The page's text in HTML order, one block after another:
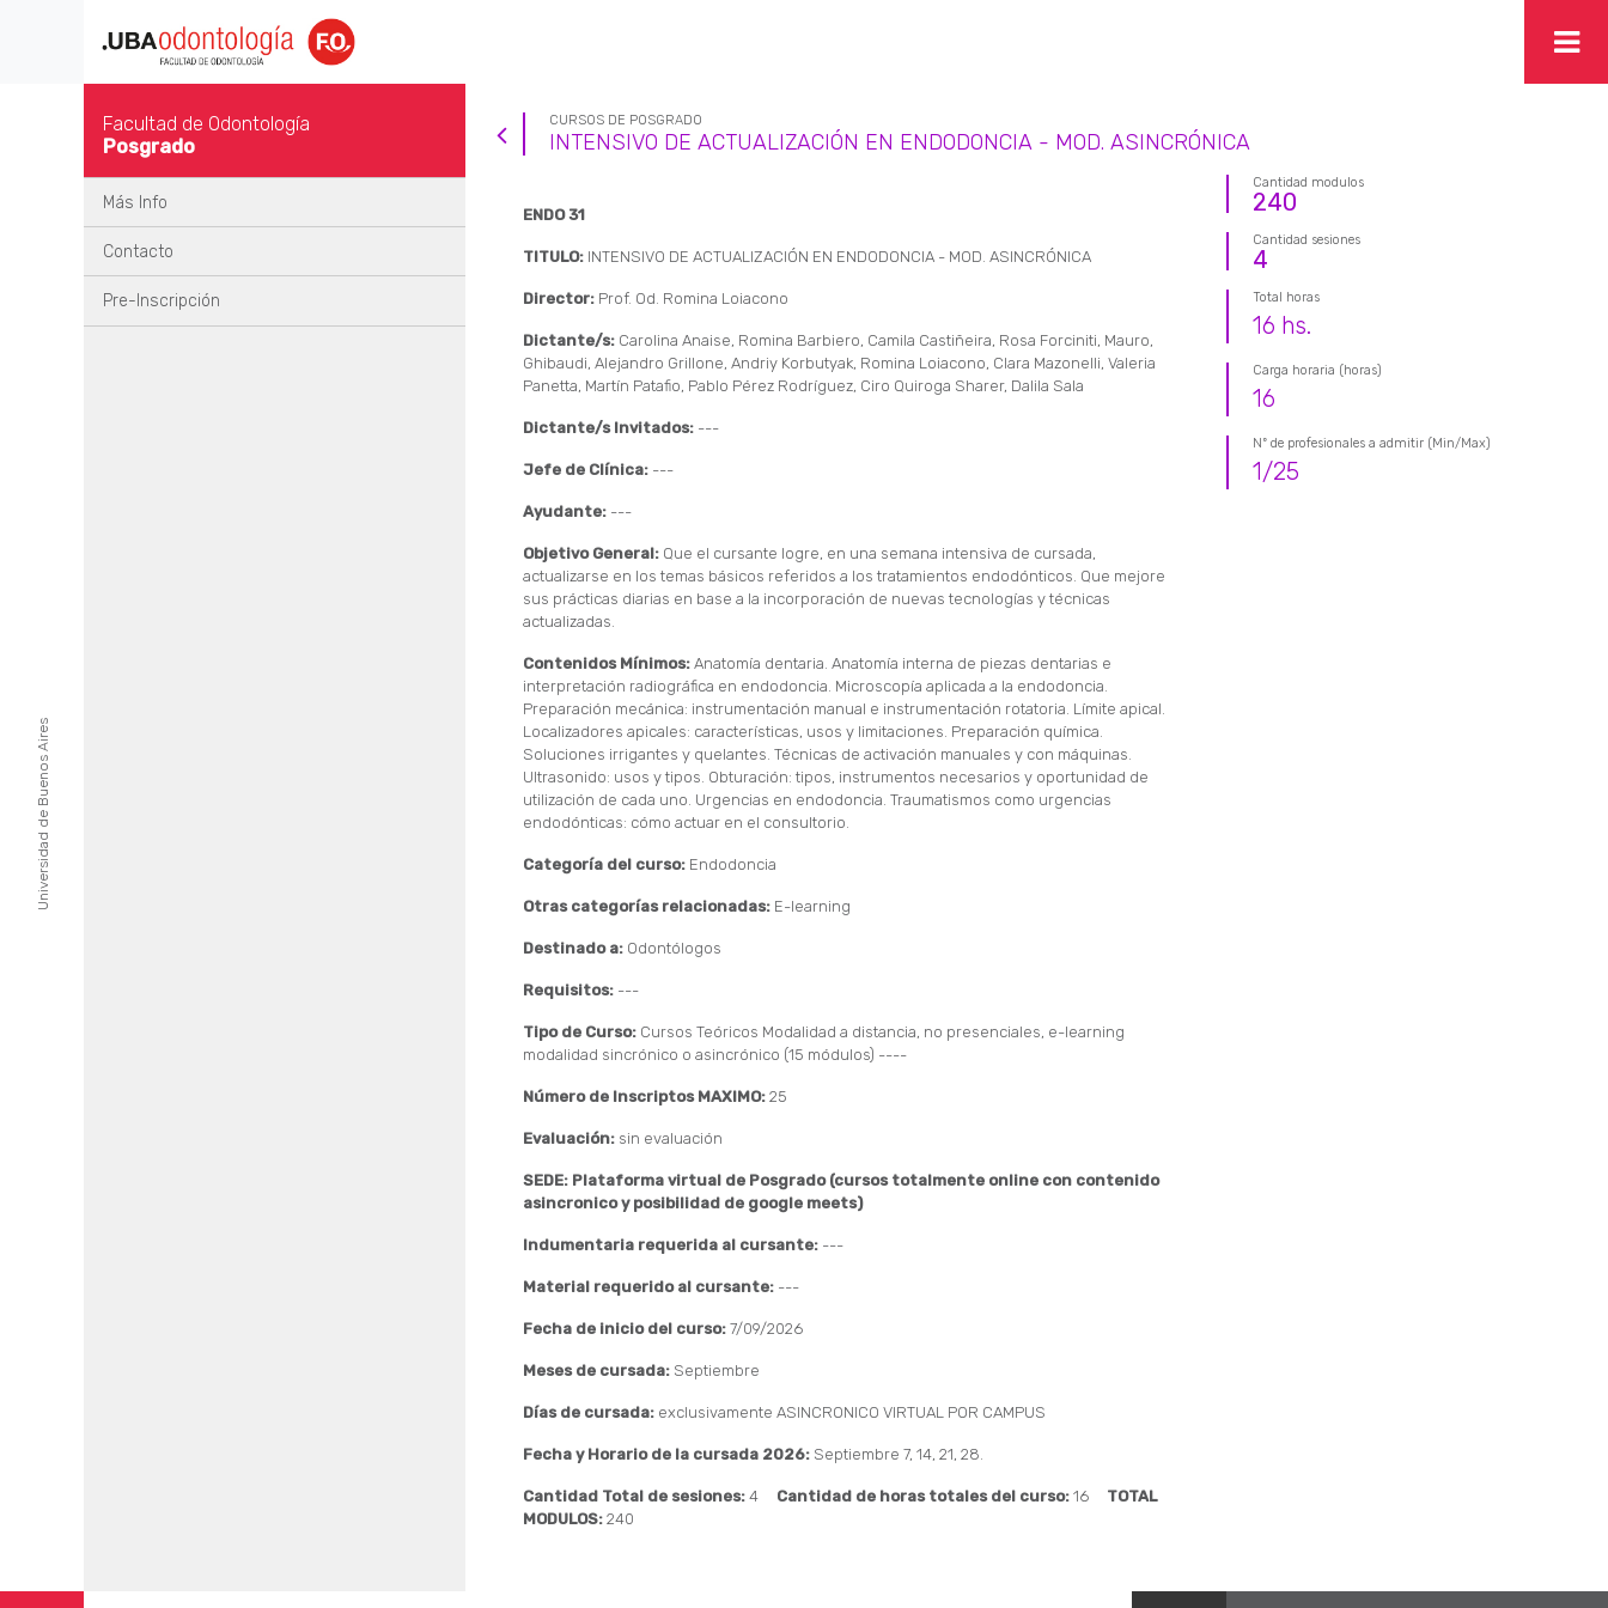
Universidad de Buenos Aires
Facultad de Odontología
Posgrado
Más Info
Contacto
Pre-Inscripción
CURSOS DE POSGRADO
INTENSIVO DE ACTUALIZACIÓN EN ENDODONCIA - MOD. ASINCRÓNICA
ENDO 31
TITULO: INTENSIVO DE ACTUALIZACIÓN EN ENDODONCIA - MOD. ASINCRÓNICA
Director: Prof. Od. Romina Loiacono
Dictante/s: Carolina Anaise, Romina Barbiero, Camila Castiñeira, Rosa Forciniti, Mauro,
Ghibaudi, Alejandro Grillone, Andriy Korbutyak, Romina Loiacono, Clara Mazonelli, Valeria
Panetta, Martín Patafio, Pablo Pérez Rodríguez, Ciro Quiroga Sharer, Dalila Sala
Dictante/s Invitados: ---
Jefe de Clínica:---
Ayudante:---
Objetivo General:Que el cursante logre, en una semana intensiva de cursada,
actualizarse en los temas básicos referidos a los tratamientos endodónticos. Que mejore
sus prácticas diarias en base a la incorporación de nuevas tecnologías y técnicas
actualizadas.
Contenidos Mínimos:Anatomía dentaria. Anatomía interna de piezas dentarias e
interpretación radiográfica en endodoncia. Microscopía aplicada a la endodoncia.
Preparación mecánica: instrumentación manual e instrumentación rotatoria. Límite apical.
Localizadores apicales: características, usos y limitaciones. Preparación química.
Soluciones irrigantes y quelantes. Técnicas de activación manuales y con máquinas.
Ultrasonido: usos y tipos. Obturación: tipos, instrumentos necesarios y oportunidad de
utilización de cada uno. Urgencias en endodoncia. Traumatismos como urgencias
endodónticas: cómo actuar en el consultorio.
Categoría del curso:Endodoncia
Otras categorías relacionadas: E-learning
Destinado a:Odontólogos
Requisitos:---
Tipo de Curso: Cursos Teóricos Modalidad a distancia, no presenciales, e-learning
modalidad sincrónico o asincrónico (15 módulos) ----
Número de Inscriptos MAXIMO: 25
Evaluación:sin evaluación
SEDE: Plataforma virtual de Posgrado (cursos totalmente online con contenido
asincronico y posibilidad de google meets)
Indumentaria requerida al cursante:---
Material requerido al cursante:---
Fecha de inicio del curso:7/09/2026
Meses de cursada:Septiembre
Días de cursada:exclusivamente ASINCRONICO VIRTUAL POR CAMPUS
Fecha y Horario de la cursada 2026: Septiembre 7, 14, 21, 28.
Cantidad Total de sesiones:4Cantidad de horas totales del curso: 16 TOTAL
MODULOS: 240
Cantidad modulos
240
Cantidad sesiones
4
Total horas
16 hs.
Carga horaria (horas)
16
Nº de profesionales a admitir (Min/Max)
1/25